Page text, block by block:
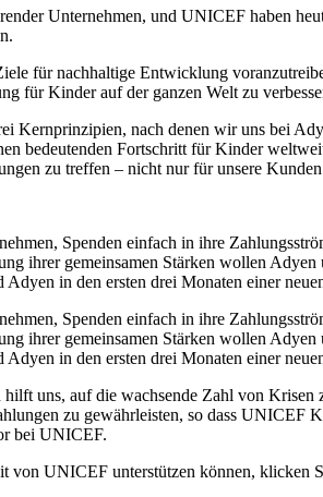
Unternehmen, und UNICEF haben
für nachhaltige Entwicklung
für Kinder auf der ganzen Welt zu
Kernprinzipien, nach denen wir uns bei
bedeutenden Fortschritt für Kinder
zu treffen – nicht nur für unsere
Spenden einfach in ihre
ihrer gemeinsamen Stärken wollen
in den ersten drei Monaten einer
Spenden einfach in ihre
ihrer gemeinsamen Stärken wollen
in den ersten drei Monaten einer
uns, auf die wachsende Zahl von
zu gewährleisten, so dass
bei UNICEF.
von UNICEF unterstützen können, klicken